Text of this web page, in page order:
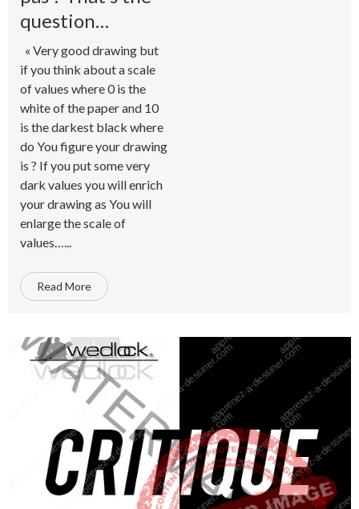
question…
« Very good drawing but
if you think about a scale
of values where 0 is the
white of the paper and 10
is the darkest black where
do You figure your drawing
is ? If you put some very
dark values you will enrich
your drawing as You will
enlarge the scale of
values…...
Read More